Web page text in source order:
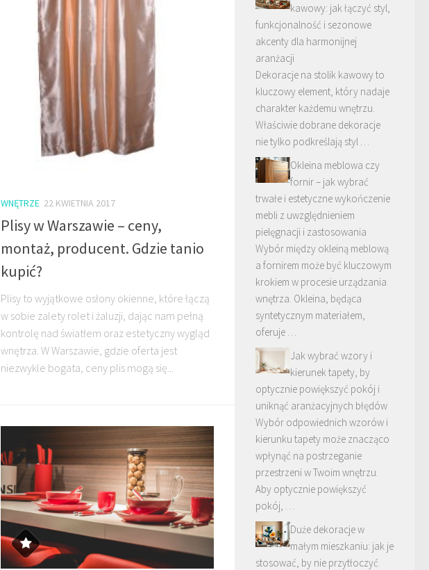
WNĘTRZE 22 KWIETNIA 2017
Plisy w Warszawie – ceny,
montaż, producent. Gdzie tanio
kupić?
Plisy to wyjątkowe osłony okienne, które łączą
w sobie zalety rolet i żaluzji, dając nam pełną
kontrolę nad światłem oraz estetyczny wygląd
wnętrza. W Warszawie, gdzie oferta jest
niezwykle bogata, ceny plis mogą się...
kawowy: jak łączyć styl,
funkcjonalność i sezonowe
akcenty dla harmonijnej
aranżacji
Dekoracje na stolik kawowy to
kluczowy element, który nadaje
charakter każdemu wnętrzu.
Właściwie dobrane dekoracje
nie tylko podkreślają styl …
Okleina meblowa czy
fornir – jak wybrać
trwałe i estetyczne wykończenie
mebli z uwzględnieniem
pielęgnacji i zastosowania
Wybór między okleiną meblową
a fornirem może być kluczowym
krokiem w procesie urządzania
wnętrza. Okleina, będąca
syntetycznym materiałem,
oferuje …
Jak wybrać wzory i
kierunek tapety, by
optycznie powiększyć pokój i
uniknąć aranżacyjnych błędów
Wybór odpowiednich wzorów i
kierunku tapety może znacząco
wpłynąć na postrzeganie
przestrzeni w Twoim wnętrzu.
Aby optycznie powiększyć
pokój, …
Duże dekoracje w
małym mieszkaniu: jak je
stosować, by nie przytłoczyć